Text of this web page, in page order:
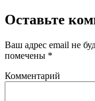
Оставьте
Ваш адрес email не
помечены *
Комментарий